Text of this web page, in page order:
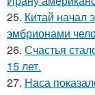
25. Китай начал
эмбрионами
26. Счастья
15 лет.
27. Наса